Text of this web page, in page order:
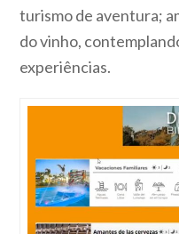
turismo de aventura;
do vinho,
experiências.